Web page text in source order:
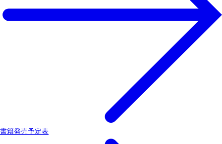
書籍発売予定表